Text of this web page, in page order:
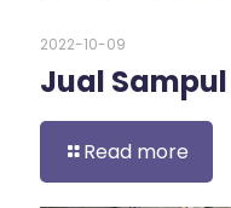
2022-10-09
Jual
Read more